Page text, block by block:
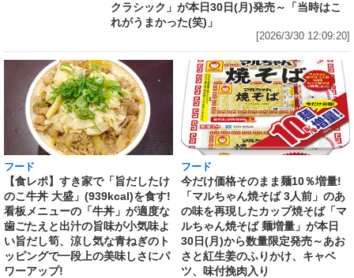
クラシック」が本日30日(月)発売～「当時はこ
れがうまかった(笑)」
[2026/3/30 12:09:20]
フード
【食レポ】すき家で「旨だしたけ
のこ牛丼 大盛」(939kcal)を食す!
看板メニューの「牛丼」が適度な
歯ごたえと出汁の旨味が小気味よ
い旨だし筍、涼し気な青ねぎのト
ッピングで一段上の美味しさにパ
ワーアップ!
フード
今だけ価格そのまま麺10％増量!
「マルちゃん焼そば 3人前」のあ
の味を再現したカップ焼そば「マ
ルちゃん焼そば 麺増量」が本日
30日(月)から数量限定発売～あお
さと紅生姜のふりかけ、キャベ
ツ、味付挽肉入り